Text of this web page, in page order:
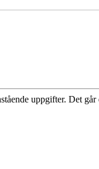
uppgifter. Det